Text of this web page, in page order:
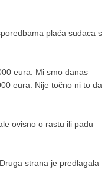
plaća sudaca s
eura. Mi smo danas
eura. Nije točno ni to da
ovisno o rastu ili padu
strana je predlagala